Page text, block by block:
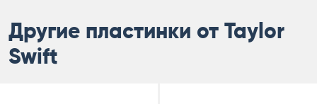
Другие пластинки от Taylor
Swift